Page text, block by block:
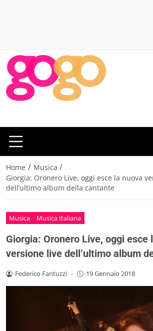
Home / Musica /
Giorgia: Oronero Live, oggi esce la nuova
dell’ultimo album della cantante
Musica Musica Italiana
Giorgia: Oronero Live, oggi esce
versione live dell’ultimo album
Federico Fantuzzi - 19 Gennaio 2018